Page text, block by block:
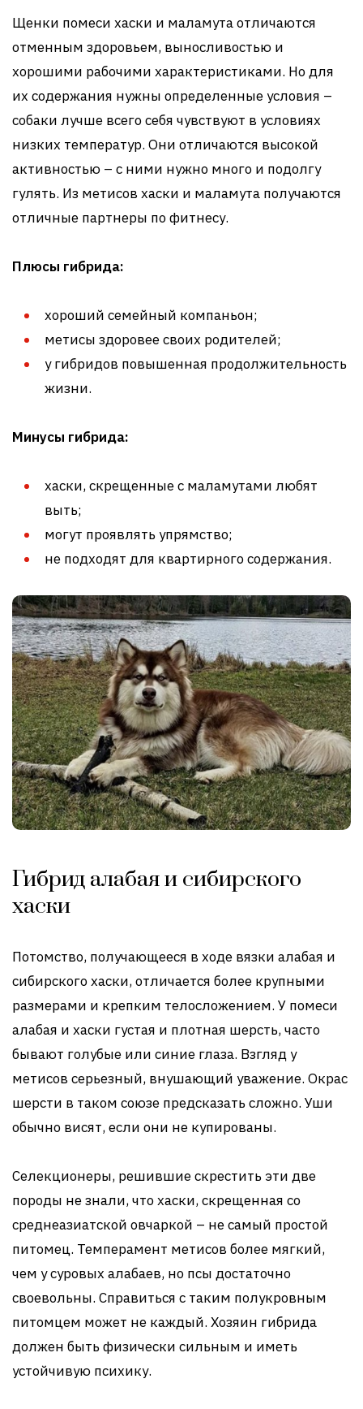
Щенки помеси хаски и маламута отличаются
отменным здоровьем, выносливостью и
хорошими рабочими характеристиками. Но для
их содержания нужны определенные условия –
собаки лучше всего себя чувствуют в условиях
низких температур. Они отличаются высокой
активностью – с ними нужно много и подолгу
гулять. Из метисов хаски и маламута получаются
отличные партнеры по фитнесу.
Плюсы гибрида:
хороший семейный компаньон;
метисы здоровее своих родителей;
у гибридов повышенная продолжительность
жизни.
Минусы гибрида:
хаски, скрещенные с маламутами любят
выть;
могут проявлять упрямство;
не подходят для квартирного содержания.
Гибрид алабая и сибирского
хаски
Потомство, получающееся в ходе вязки алабая и
сибирского хаски, отличается более крупными
размерами и крепким телосложением. У помеси
алабая и хаски густая и плотная шерсть, часто
бывают голубые или синие глаза. Взгляд у
метисов серьезный, внушающий уважение. Окрас
шерсти в таком союзе предсказать сложно. Уши
обычно висят, если они не купированы.
Селекционеры, решившие скрестить эти две
породы не знали, что хаски, скрещенная со
среднеазиатской овчаркой – не самый простой
питомец. Темперамент метисов более мягкий,
чем у суровых алабаев, но псы достаточно
своевольны. Справиться с таким полукровным
питомцем может не каждый. Хозяин гибрида
должен быть физически сильным и иметь
устойчивую психику.